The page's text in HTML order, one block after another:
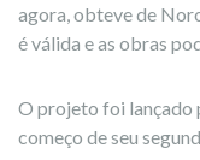
agora, obteve de
é válida e as obras
O projeto foi lançado
começo de seu